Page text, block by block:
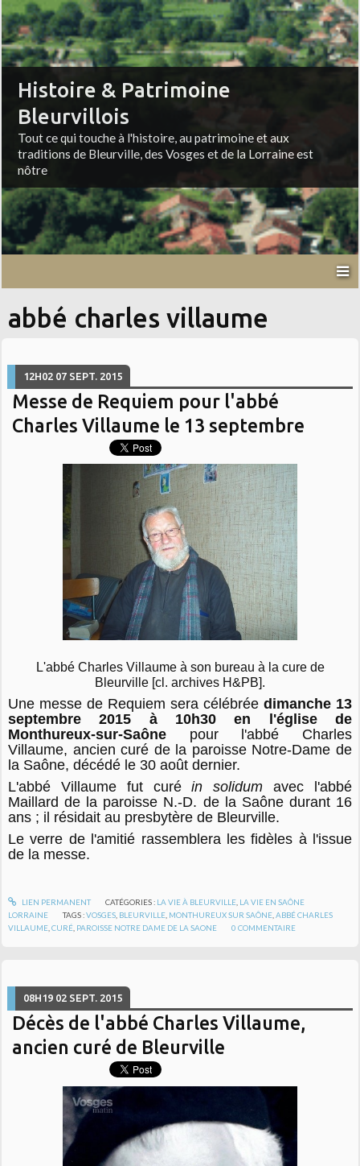
Histoire & Patrimoine
Bleurvillois
Tout ce qui touche à l'histoire, au patrimoine et aux
traditions de Bleurville, des Vosges et de la Lorraine est
nôtre
abbé charles villaume
12H02 07 SEPT. 2015
Messe de Requiem pour l'abbé
Charles Villaume le 13 septembre
L'abbé Charles Villaume à son bureau à la cure de
Bleurville [cl. archives H&PB].
Une messe de Requiem sera célébrée dimanche 13
septembre 2015 à 10h30 en l'église de
Monthureux-sur-Saône pour l'abbé Charles
Villaume, ancien curé de la paroisse Notre-Dame de
la Saône, décédé le 30 août dernier.
L'abbé Villaume fut curéin solidum avec l'abbé
Maillard de la paroisse N.-D. de la Saône durant 16
ans ; il résidait au presbytère de Bleurville.
Le verre de l'amitié rassemblera les fidèles à l'issue
de la messe.
LIEN PERMANENT CATÉGORIES : LA VIE À BLEURVILLE, LA VIE EN SAÔNE
LORRAINE
TAGS :VOSGES BLEURVILLE MONTHUREUX SUR SAÔNE ,ABBÉ CHARLES
VILLAUME ,CURÉ PAROISSE NOTRE DAME DE LA SAONE 0 COMMENTAIRE
08H19 02 SEPT. 2015
Décès de l'abbé Charles Villaume,
ancien curé de Bleurville